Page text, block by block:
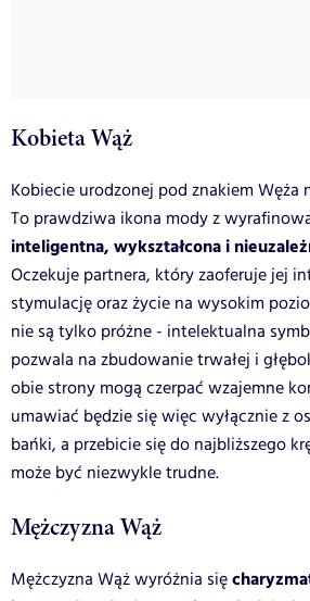
Kobieta Wąż
Kobiecie urodzonej pod znakiem Węża
To prawdziwa ikona mody z
inteligentna, wykształcona i
Oczekuje partnera, który zaoferuje jej
stymulację oraz życie na wysokim
nie są tylko próżne - intelektualna
pozwala na zbudowanie trwałej i
obie strony mogą czerpać wzajemne
umawiać będzie się więc wyłącznie z
bańki, a przebicie się do najbliższego
może być niezwykle trudne.
Mężczyzna Wąż
Mężczyzna Wąż wyróżnia się